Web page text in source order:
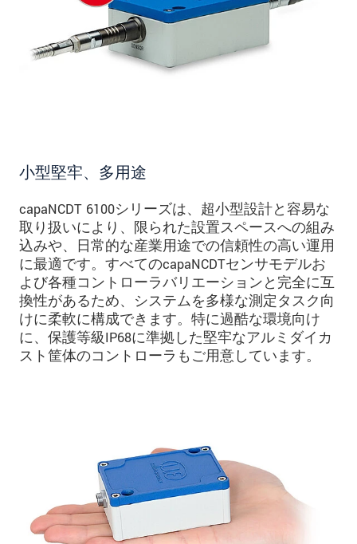
小型堅牢、多用途
capaNCDT 6100シリーズは、超小型設計と容易な
取り扱いにより、限られた設置スペースへの組み
込みや、日常的な産業用途での信頼性の高い運用
に最適です。すべてのcapaNCDTセンサモデルお
よび各種コントローラバリエーションと完全に互
換性があるため、システムを多様な測定タスク向
けに柔軟に構成できます。特に過酷な環境向け
に、保護等級IP68に準拠した堅牢なアルミダイカ
スト筐体のコントローラもご用意しています。